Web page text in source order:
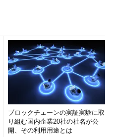
ブロックチェーンの実証実験に取
り組む国内企業20社の社名が公
開、その利用用途とは